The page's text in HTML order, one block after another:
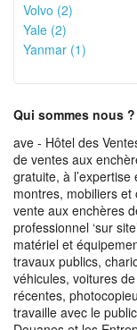
Volvo (2)
Yale (2)
Yanmar (1)
Qui sommes nous ?
ave - Hôtel des
de ventes aux
gratuite, à
montres, mobiliers et
vente aux enchères
professionnel ‘sur
matériel et
travaux publics,
véhicules, voitures
récentes,
travaille avec le